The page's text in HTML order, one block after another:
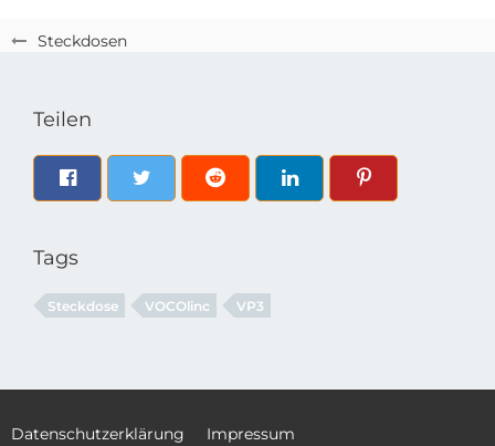
Steckdosen
Teilen
Tags
Steckdose VOCOlinc VP3
Datenschutzerklärung Impressum